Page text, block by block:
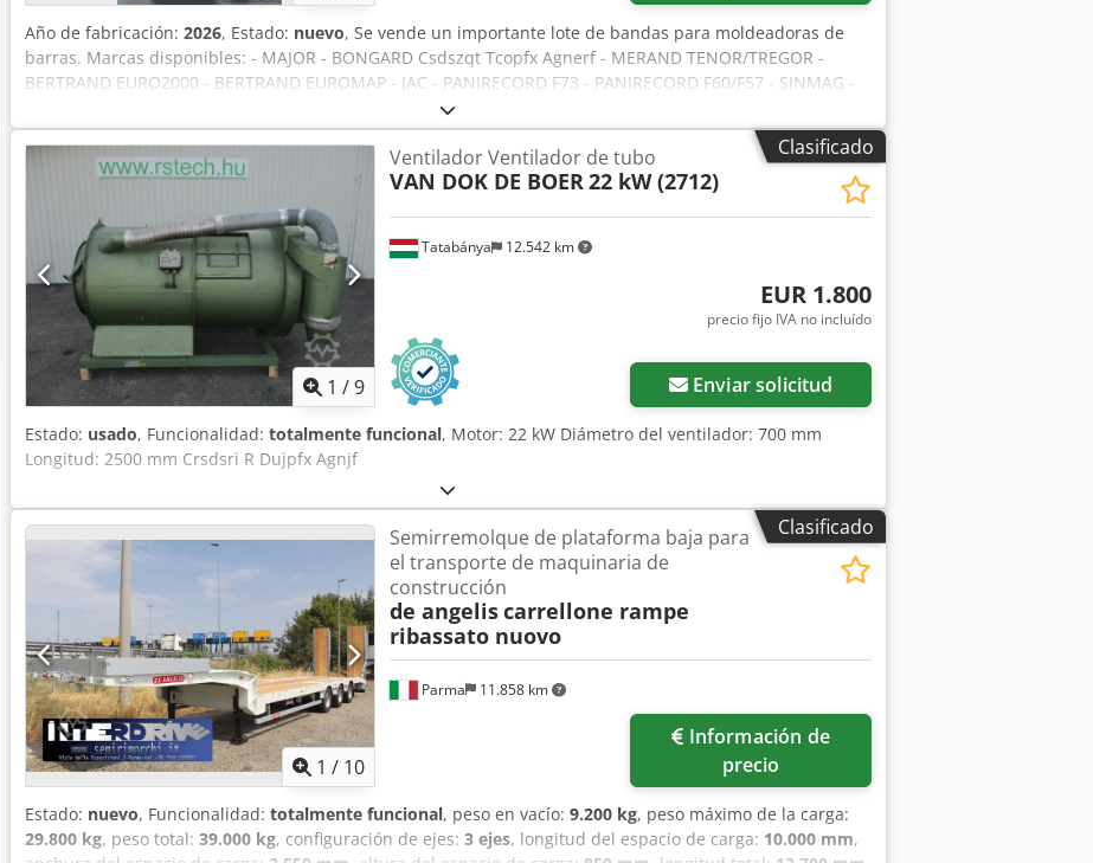
Año de fabricación: 2026, Estado: nuevo, Se vende un importante lote de bandas para moldeadoras de
barras. Marcas disponibles: - MAJOR - BONGARD Csdszqt Tcopfx Agnerf - MERAND TENOR/TREGOR -
BERTRAND EURO2000 - BERTRAND EUROMAP - JAC - PANIRECORD F73 - PANIRECORD F60/F57 - SINMAG -
PAVAILLER - STAFF Precios unitarios y al por mayor. Se venden en kits completos para una moldeadora,
que incluyen: - Banda delantera - Banda trasera - Banda inferior de refuerzo - Banda de recepción
Clasificado
1 /9
Tatabánya 12.542 km
Ventilador Ventilador de tubo
VAN DOK DE BOER 22 kW (2712)
EUR 1.800
precio fijo IVA no incluído
Enviar solicitud
Estado: usado, Funcionalidad: totalmente funcional, Motor: 22 kW Diámetro del ventilador: 700 mm
Longitud: 2500 mm Crsdsri R Dujpfx Agnjf
Clasificado
1 / 10
Parma 11.858 km
Semirremolque de plataforma baja para
el transporte de maquinaria de
construcción
de angeliscarrellone rampe
ribassato nuovo
precio
Estado: nuevo, Funcionalidad: totalmente funcional, peso en vacío: 9.200 kg, peso máximo de la carga:
29.800 kg, peso total: 39.000 kg, configuración de ejes: 3 ejes, longitud del espacio de carga: 10.000 mm,